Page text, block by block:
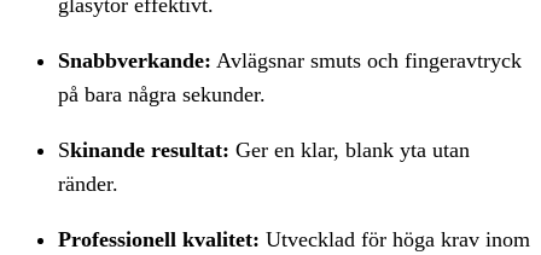
Snabbverkande: Avlägsnar smuts och fingeravtryck
på bara några sekunder.
Skinande resultat: Ger en klar, blank yta utan
ränder.
Professionell kvalitet: Utvecklad för höga krav inom